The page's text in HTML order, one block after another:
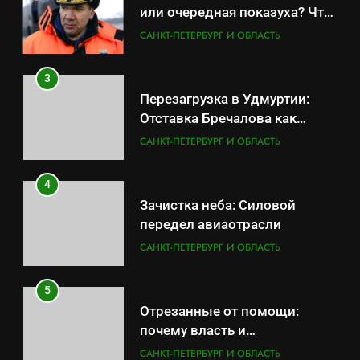
или очередная показуха? Что
скрывает российский ВМФ
САНКТ-ПЕТЕРБУРГ И ОБЛАСТЬ
3
Перезагрузка в Удмуртии:
Отставка Бречалова как
результат управленческих
САНКТ-ПЕТЕРБУРГ И ОБЛАСТЬ
4
Зачистка неба: Силовой
передел авиаотрасли
САНКТ-ПЕТЕРБУРГ И ОБЛАСТЬ
5
Отрезанные от помощи:
почему власть и
маркетплейсы «умывают
САНКТ-ПЕТЕРБУРГ И ОБЛАСТЬ